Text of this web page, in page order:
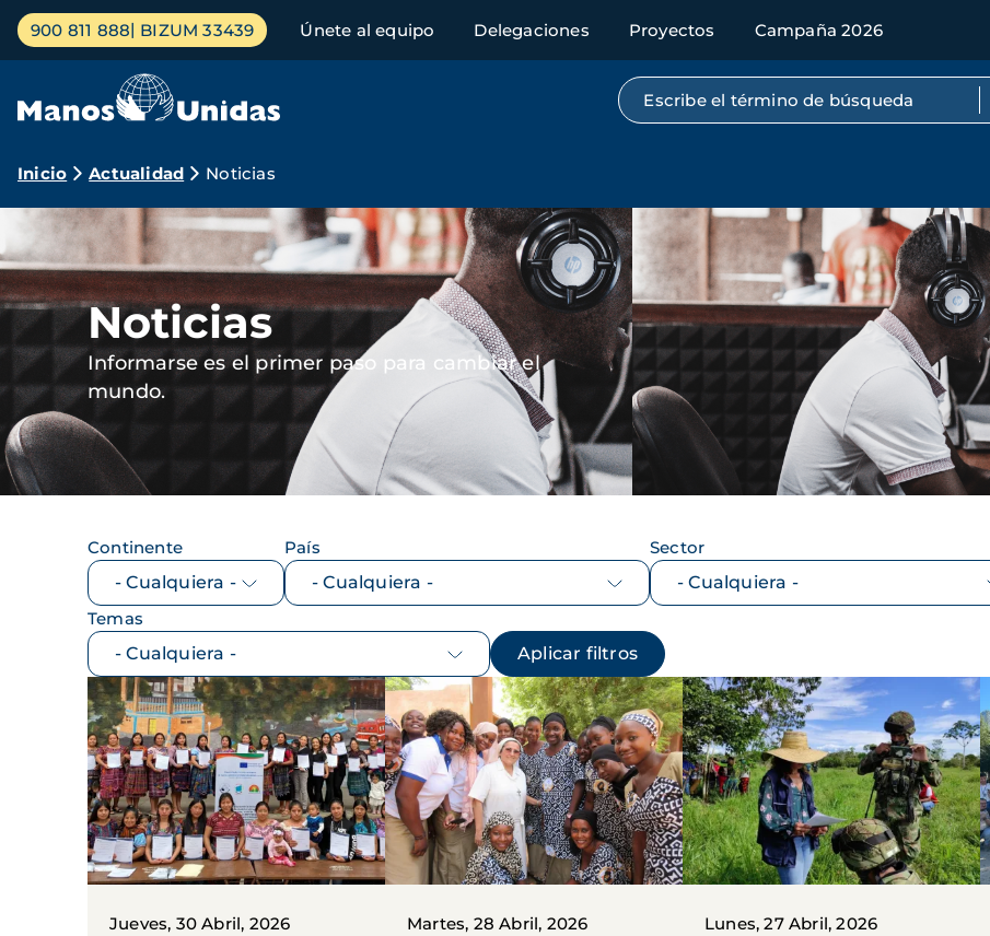
Pasar
contenido
Menú
principal
900 811 888 BIZUM 33439 Únete al equipo Delegaciones Proyectos Campaña 2026
Búsqueda por texto completo
Ruta
de
navegación
Inicio Actualidad Noticias
Imagen Imagen
Noticias
Informarse es el primer paso para cambiar el
mundo.
Continente País Sector
Temas
Jueves, 30 Abril, 2026 Martes, 28 Abril, 2026 Lunes, 27 Abril, 2026